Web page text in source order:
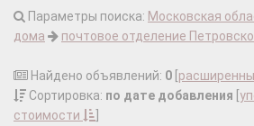
Параметры поиска: Московская
дома
почтовое отделение
Найдено объявлений: 0
Сортировка: по дате добавления
стоимости